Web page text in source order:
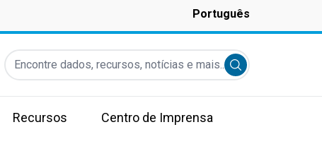
Português
Encontre dados, recursos, notícias e mais...
Submit search
Recursos Centro de Imprensa